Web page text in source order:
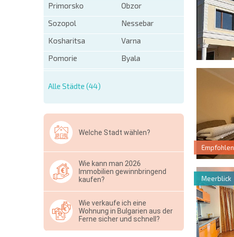
Primorsko
Obzor
Sozopol
Nessebar
Kosharitsa
Varna
Pomorie
Byala
Alle Städte (44)
Welche Stadt wählen?
Wie kann man 2026
Immobilien gewinnbringend
kaufen?
Wie verkaufe ich eine
Wohnung in Bulgarien aus der
Ferne sicher und schnell?
Empfohlen
Meerblick